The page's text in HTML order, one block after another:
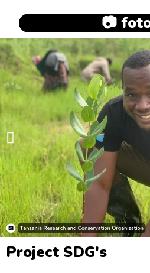
📷
Project SDG's